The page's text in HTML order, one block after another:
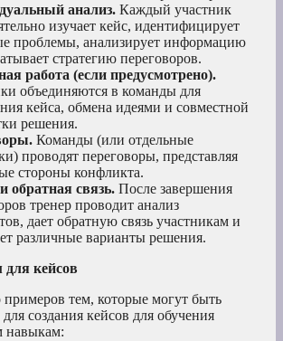
анализ. Каждый участник
изучает кейс, идентифицирует
проблемы, анализирует информацию
стратегию переговоров.
работа (если предусмотрено).
объединяются в команды для
кейса, обмена идеями и совместной
решения.
Команды (или отдельные
проводят переговоры, представляя
стороны конфликта.
обратная связь. После завершения
тренер проводит анализ
дает обратную связь участникам и
различные варианты решения.
кейсов
примеров тем, которые могут быть
создания кейсов для обучения
навыкам: